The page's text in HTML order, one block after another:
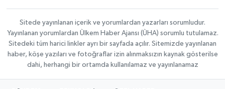
Sitede yayınlanan içerik ve yorumlardan yazarları sorumludur.
Yayınlanan yorumlardan Ülkem Haber Ajansı (ÜHA) sorumlu tutulamaz.
Sitedeki tüm harici linkler ayrı bir sayfada açılır. Sitemizde yayınlanan
haber, köşe yazıları ve fotoğraflar izin alınmaksızın kaynak gösterilse
dahi, herhangi bir ortamda kullanılamaz ve yayınlanamaz